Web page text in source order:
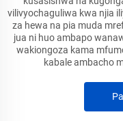
vilivyochaguliwa kwa njia
za hewa na pia muda
jua ni huo ambapo
wakiongoza kama
kabale ambacho